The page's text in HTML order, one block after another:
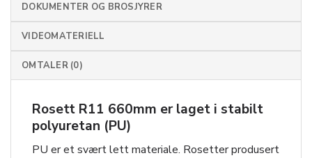
DOKUMENTER OG BROSJYRER
VIDEOMATERIELL
OMTALER (0)
Rosett R11 660mm er laget i stabilt
polyuretan (PU)
PU er et svært lett materiale. Rosetter produsert